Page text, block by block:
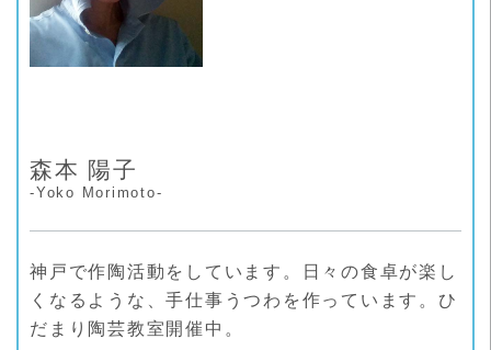
森本 陽子
-Yoko Morimoto-
神戸で作陶活動をしています。日々の食卓が楽し
くなるような、手仕事うつわを作っています。ひ
だまり陶芸教室開催中。